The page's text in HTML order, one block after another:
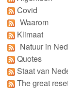
Covid
Waarom
Klimaat
Natuur in
Quotes
Staat van
The great